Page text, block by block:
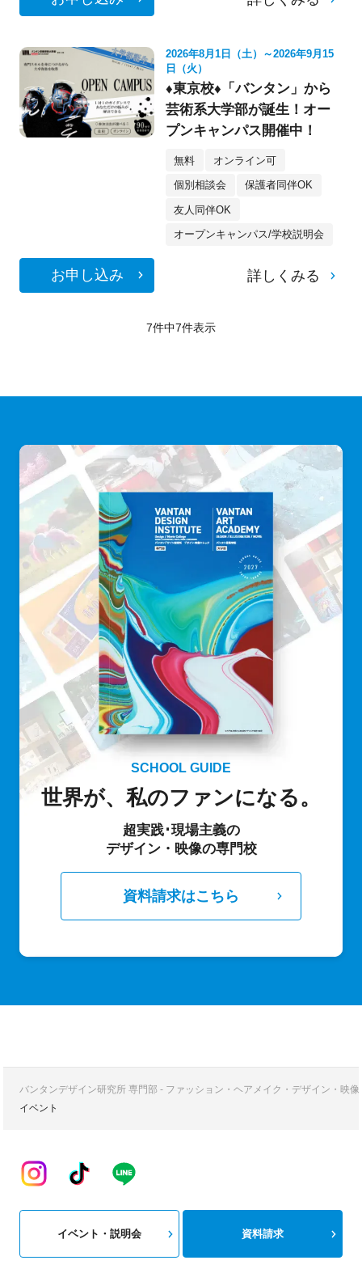
2026年8月1日（土）～2026年9月15
日（火）
♦東京校♦「バンタン」から
芸術系大学部が誕生！オー
プンキャンパス開催中！
無料 オンライン可
個別相談会 保護者同伴OK
友人同伴OK
オープンキャンパス/学校説明会
お申し込み 詳しくみる
7件中7件表示
SCHOOL GUIDE
世界が、私のファンになる。
超実践･現場主義の
デザイン・映像の専門校
資料請求はこちら
バンタンデザイン研究所 専門部 - ファッション・ヘアメイク・デザイン・映
イベント
イベント・説明会 資料請求